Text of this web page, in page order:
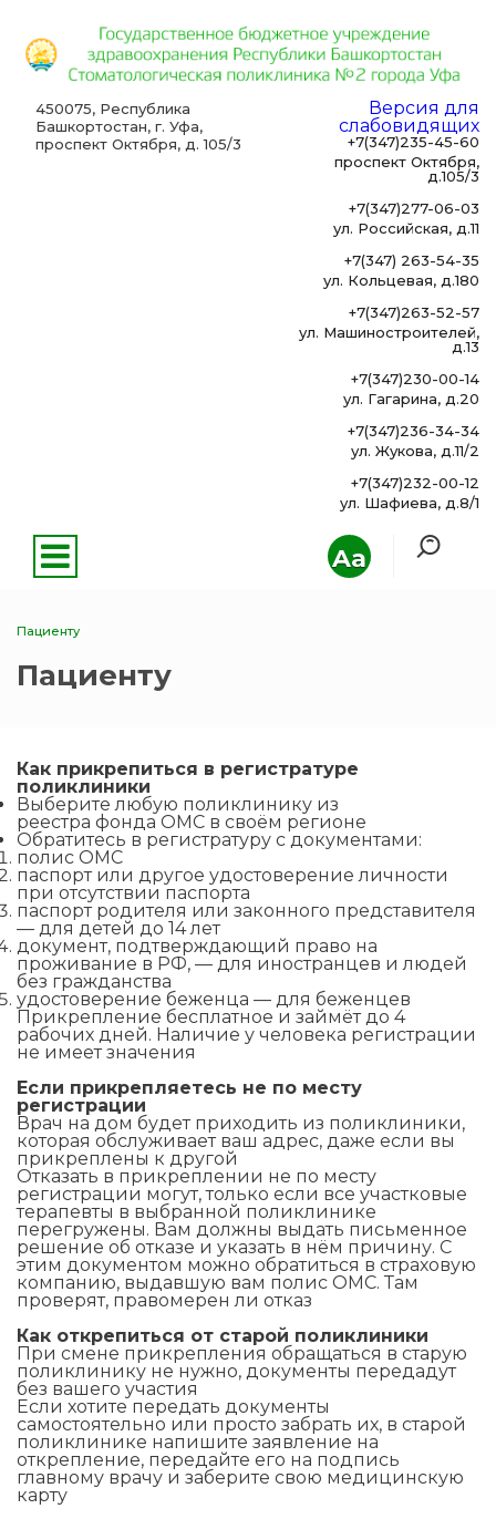
Aa
450075, Республика
Башкортостан, г. Уфа,
проспект Октября, д. 105/3
Версия для
слабовидящих
+7(347)235-45-60
проспект Октября,
д.105/3
+7(347)277-06-03
ул. Российская, д.11
+7(347) 263-54-35
ул. Кольцевая, д.180
+7(347)263-52-57
ул. Машиностроителей,
д.13
+7(347)230-00-14
ул. Гагарина, д.20
+7(347)236-34-34
ул. Жукова, д.11/2
+7(347)232-00-12
ул. Шафиева, д.8/1
Пациенту
Пациенту
Как прикрепиться в регистратуре
поликлиники
Выберите любую поликлинику из
реестра фонда ОМС в своём регионе
Обратитесь в регистратуру с документами:
полис ОМС
паспорт или другое удостоверение личности
при отсутствии паспорта
паспорт родителя или законного представителя
— для детей до 14 лет
документ, подтверждающий право на
проживание в РФ, — для иностранцев и людей
без гражданства
удостоверение беженца — для беженцев
Прикрепление бесплатное и займёт до 4
рабочих дней. Наличие у человека регистрации
не имеет значения
Если прикрепляетесь не по месту
регистрации
Врач на дом будет приходить из поликлиники,
которая обслуживает ваш адрес, даже если вы
прикреплены к другой
Отказать в прикреплении не по месту
регистрации могут, только если все участковые
терапевты в выбранной поликлинике
перегружены. Вам должны выдать письменное
решение об отказе и указать в нём причину. С
этим документом можно обратиться в страховую
компанию, выдавшую вам полис ОМС. Там
проверят, правомерен ли отказ
Как открепиться от старой поликлиники
При смене прикрепления обращаться в старую
поликлинику не нужно, документы передадут
без вашего участия
Если хотите передать документы
самостоятельно или просто забрать их, в старой
поликлинике напишите заявление на
открепление, передайте его на подпись
главному врачу и заберите свою медицинскую
карту